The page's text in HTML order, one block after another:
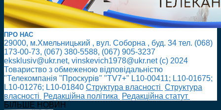
ПРО НАС
29000, м.Хмельницький , вул. Соборна , буд. 34 тел. (068)
173-00-73, (067) 380-5588, (067) 905-3237
eksklusiv@ukr.net, vinskevich1978@ukr.net (с) 2024
Товариство з обмеженою відповідальністю
"Телекомпанія "Проскурів" "TV7+" L10-00411; L10-01675;
L10-01276; L10-01840 Cтруктура власності Cтруктура
власності
Редакційна політика
Редакційна статут
БІЛЬШЕ НОВИН